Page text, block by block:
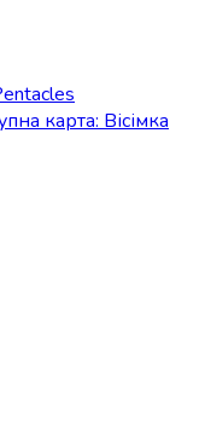
карта: Вісімка